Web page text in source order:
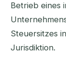
Betrieb eines
Steuersitzes
Jurisdiktion.